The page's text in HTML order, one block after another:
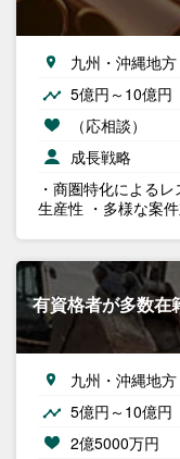
九州・沖縄地方
5億円～10億円
（応相談）
成長戦略
・商圏特化による
生産性 ・多様な案
有資格者が多数在
九州・沖縄地方
5億円～10億円
2億5000万円